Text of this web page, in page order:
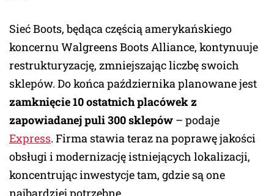
Sieć Boots, będąca częścią amerykańskiego
koncernu Walgreens Boots Alliance, kontynuuje
restrukturyzację, zmniejszając liczbę swoich
sklepów. Do końca października planowane jest
zamknięcie 10 ostatnich placówek z
zapowiadanej puli 300 sklepów – podaje
Express. Firma stawia teraz na poprawę jakości
obsługi i modernizację istniejących lokalizacji,
koncentrując inwestycje tam, gdzie są one
najbardziej potrzebne.